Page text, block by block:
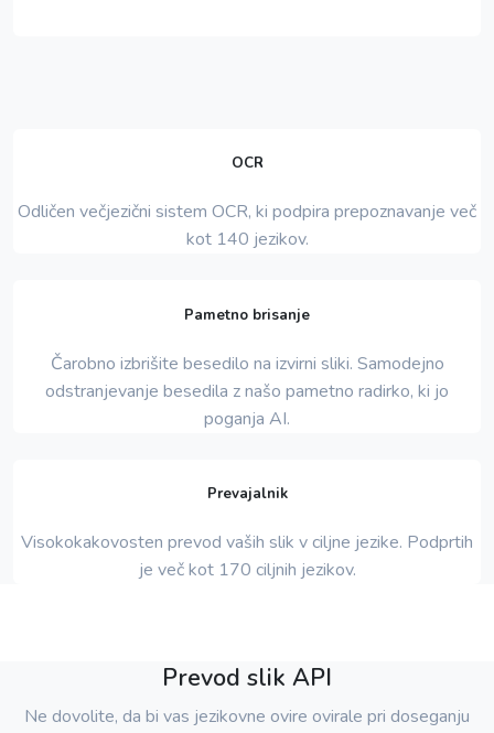
OCR
Odličen večjezični sistem OCR, ki podpira prepoznavanje več
kot 140 jezikov.
Pametno brisanje
Čarobno izbrišite besedilo na izvirni sliki. Samodejno
odstranjevanje besedila z našo pametno radirko, ki jo
poganja AI.
Prevajalnik
Visokokakovosten prevod vaših slik v ciljne jezike. Podprtih
je več kot 170 ciljnih jezikov.
Prevod slik API
Ne dovolite, da bi vas jezikovne ovire ovirale pri doseganju